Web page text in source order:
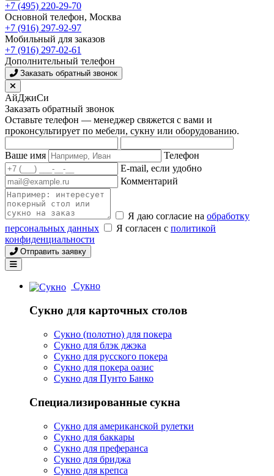
+7 (495) 220-29-70
Основной телефон, Москва
+7 (916) 297-92-97
Мобильный для заказов
+7 (916) 297-02-61
Дополнительный телефон
Заказать обратный звонок
АйДжиСи
Заказать обратный звонок
Оставьте телефон — менеджер свяжется с вами и
проконсультирует по мебели, сукну или оборудованию.
Ваше имя
Телефон
E-mail, если удобно
Комментарий
Я даю согласие на обработку
персональных данных
Я согласен с политикой
конфиденциальности
Отправить заявку
Сукно
Сукно для карточных столов
Сукно (полотно) для покера
Сукно для блэк джэка
Сукно для русского покера
Сукно для покера оазис
Сукно для Пунто Банко
Специализированные сукна
Сукно для американской рулетки
Сукно для баккары
Сукно для преферанса
Сукно для бриджа
Сукно для крепса